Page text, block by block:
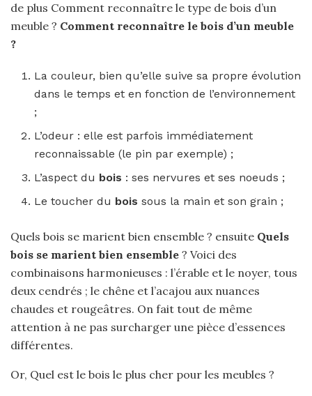
de plus Comment reconnaître le type de bois d’un
meuble ? Comment reconnaître le bois d’un meuble
?
La couleur, bien qu’elle suive sa propre évolution
dans le temps et en fonction de l’environnement
;
L’odeur : elle est parfois immédiatement
reconnaissable (le pin par exemple) ;
L’aspect du bois : ses nervures et ses noeuds ;
Le toucher du boissous la main et son grain ;
Quels bois se marient bien ensemble ? ensuite Quels
bois se marient bien ensemble ? Voici des
combinaisons harmonieuses : l’érable et le noyer, tous
deux cendrés ; le chêne et l’acajou aux nuances
chaudes et rougeâtres. On fait tout de même
attention à ne pas surcharger une pièce d’essences
différentes.
Or, Quel est le bois le plus cher pour les meubles ?